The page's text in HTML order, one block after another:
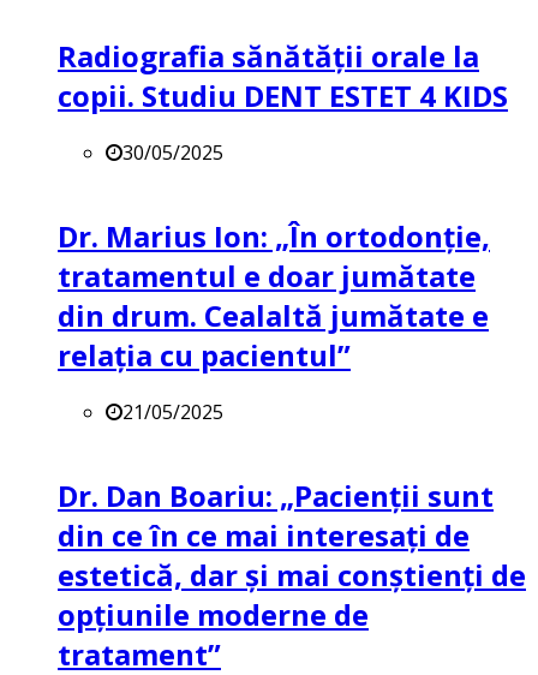
Radiografia sănătății orale la
copii. Studiu DENT ESTET 4 KIDS
30/05/2025
Dr. Marius Ion: „În ortodonție,
tratamentul e doar jumătate
din drum. Cealaltă jumătate e
relația cu pacientul”
21/05/2025
Dr. Dan Boariu: „Pacienții sunt
din ce în ce mai interesați de
estetică, dar și mai conștienți de
opțiunile moderne de
tratament”